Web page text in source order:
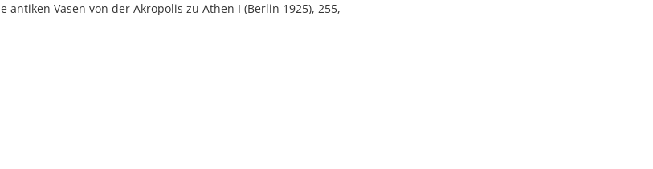
antiken Vasen von der Akropolis zu Athen I (Berlin 1925), 255,